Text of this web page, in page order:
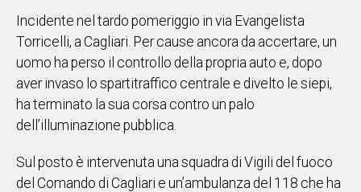
ALTRE
NOTIZIE
POLITICA
IN
ITALIA
NEL
SPORT
EVENTI
Incidente nel tardo pomeriggio in via Evangelista
Torricelli, a Cagliari. Per cause ancora da accertare, un
uomo ha perso il controllo della propria auto e, dopo
aver invaso lo spartitraffico centrale e divelto le siepi,
ha terminato la sua corsa contro un palo
dell’illuminazione pubblica.
Sul posto è intervenuta una squadra di Vigili del fuoco
del Comando di Cagliari e un’ambulanza del 118 che ha